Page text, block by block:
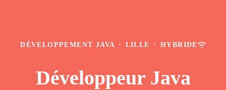
DÉVELOPPEMENT JAVA · LILLE · HYBRIDE
Développeur Java